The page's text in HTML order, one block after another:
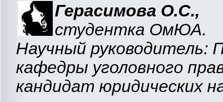
Герасимова О.С.,
студентка ОмЮА.
Научный
кафедры уголовного
кандидат юридических